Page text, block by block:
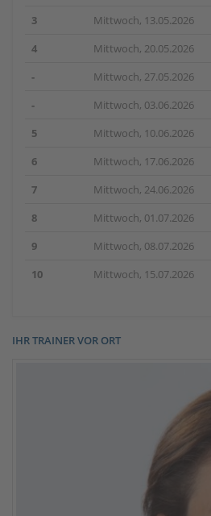
3
Mittwoch, 13.05.2026
4
Mittwoch, 20.05.2026
-
Mittwoch, 27.05.2026
-
Mittwoch, 03.06.2026
5
Mittwoch, 10.06.2026
6
Mittwoch, 17.06.2026
7
Mittwoch, 24.06.2026
8
Mittwoch, 01.07.2026
9
Mittwoch, 08.07.2026
10
Mittwoch, 15.07.2026
IHR TRAINER VOR ORT